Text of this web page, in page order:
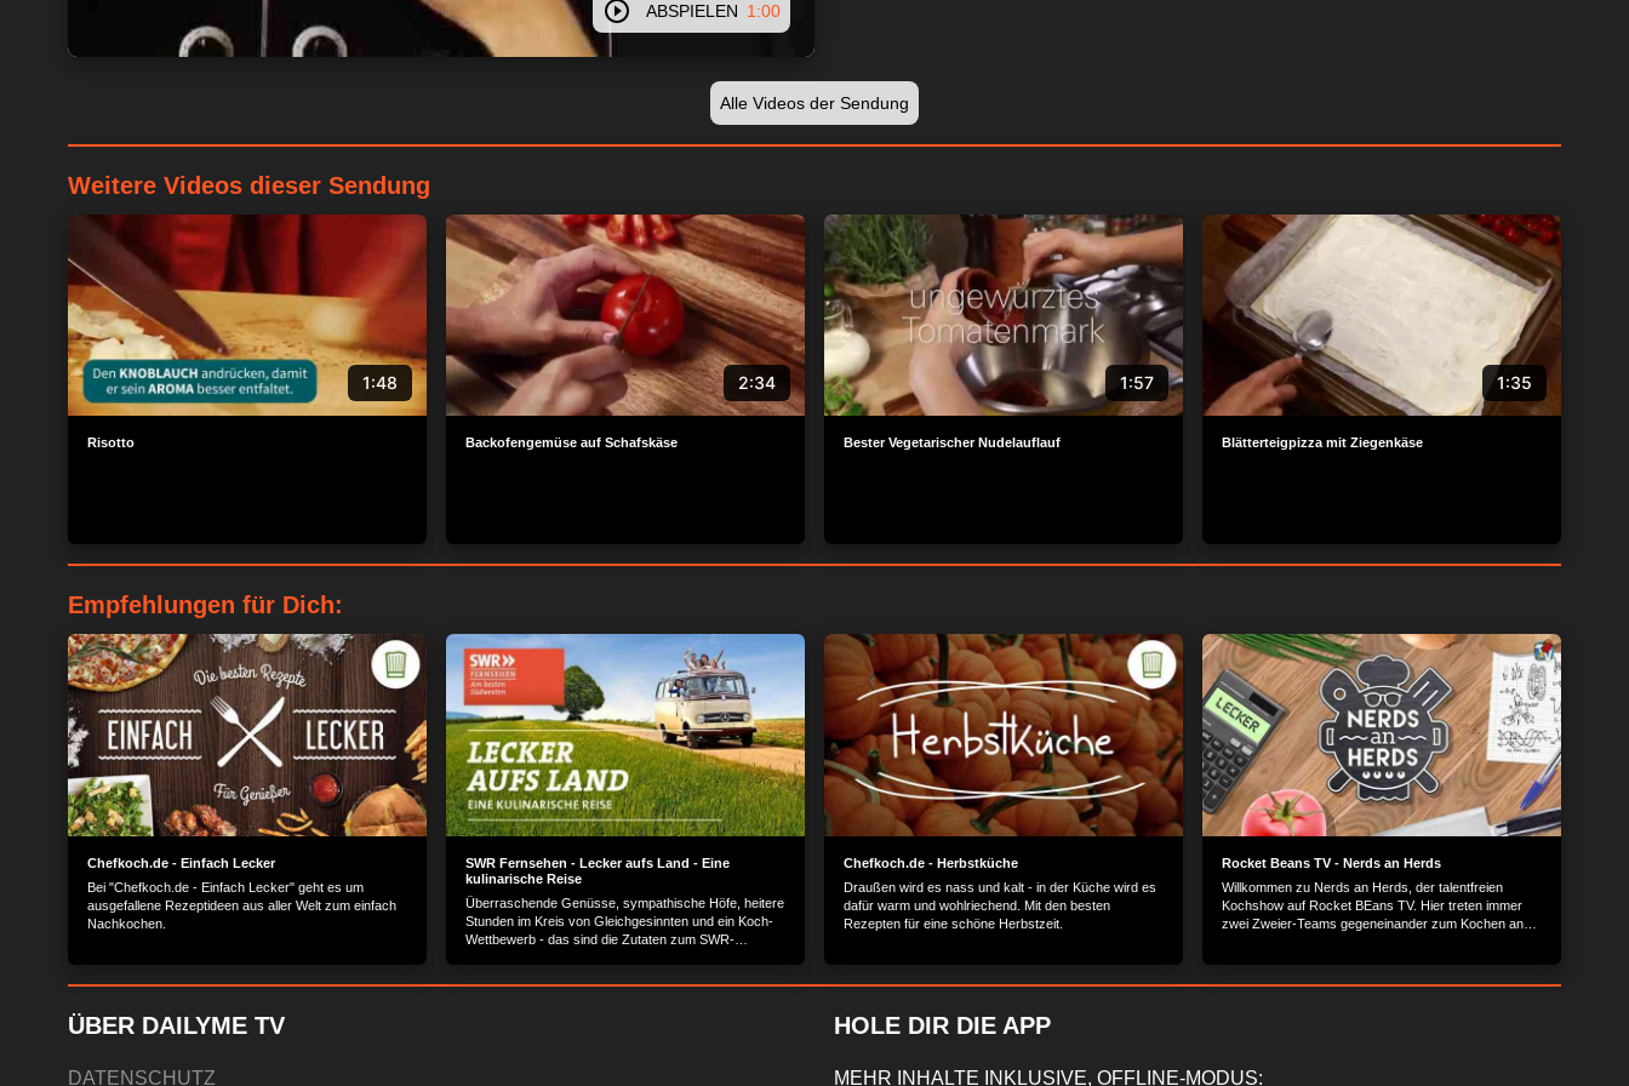
ABSPIELEN 1:00
Alle Videos der Sendung
Weitere Videos dieser Sendung
1:48
Risotto
2:34
Backofengemüse auf Schafskäse
1:57
Bester Vegetarischer Nudelauflauf
1:35
Blätterteigpizza mit Ziegenkäse
Empfehlungen für Dich:
Chefkoch.de - Einfach Lecker
Bei "Chefkoch.de - Einfach Lecker" geht es um
ausgefallene Rezeptideen aus aller Welt zum einfach
Nachkochen.
SWR Fernsehen - Lecker aufs Land - Eine
kulinarische Reise
Überraschende Genüsse, sympathische Höfe, heitere
Stunden im Kreis von Gleichgesinnten und ein Koch-
Wettbewerb - das sind die Zutaten zum SWR-
Chefkoch.de - Herbstküche
Draußen wird es nass und kalt - in der Küche wird es
dafür warm und wohlriechend. Mit den besten
Rezepten für eine schöne Herbstzeit.
Rocket Beans TV - Nerds an Herds
Willkommen zu Nerds an Herds, der talentfreien
Kochshow auf Rocket BEans TV. Hier treten immer
zwei Zweier-Teams gegeneinander zum Kochen an
ÜBER DAILYME TV
DATENSCHUTZ
HOLE DIR DIE APP
MEHR INHALTE INKLUSIVE, OFFLINE-MODUS: